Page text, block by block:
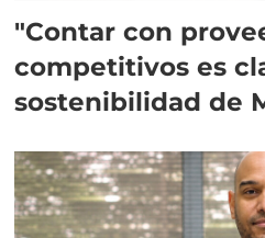
"Contar con
competitivos es
sostenibilidad de